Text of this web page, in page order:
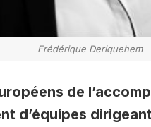
Frédérique Deriquehem
de
d’équipes